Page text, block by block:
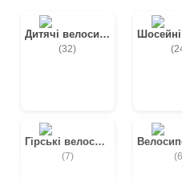
Дитячі велосипеди
(32)
Гірські велосипеди
(7)